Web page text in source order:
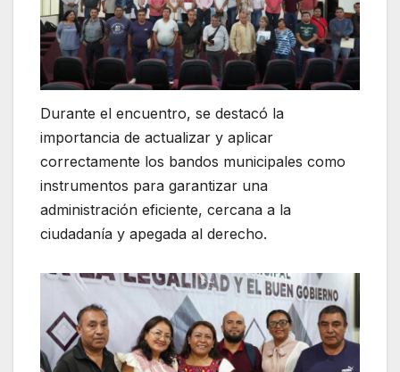
Durante el encuentro, se destacó la
importancia de actualizar y aplicar
correctamente los bandos municipales como
instrumentos para garantizar una
administración eficiente, cercana a la
ciudadanía y apegada al derecho.